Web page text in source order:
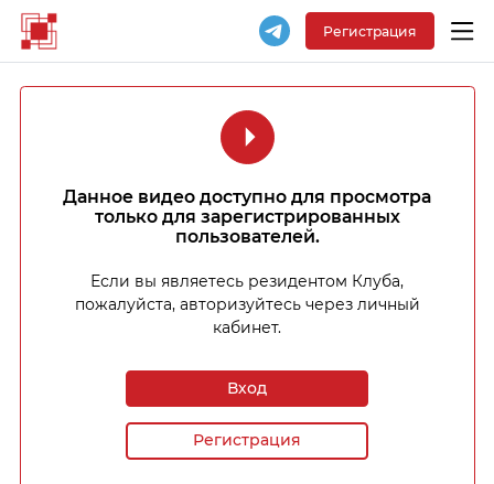
Регистрация
Данное видео доступно для просмотра
только для зарегистрированных
пользователей.
Если вы являетесь резидентом Клуба,
пожалуйста, авторизуйтесь через личный
кабинет.
Вход
Регистрация